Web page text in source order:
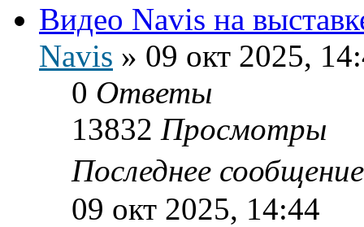
Видео Navis на
Navis » 09 окт 2025,
0 Ответы
13832 Просмотры
Последнее
09 окт 2025, 14:44